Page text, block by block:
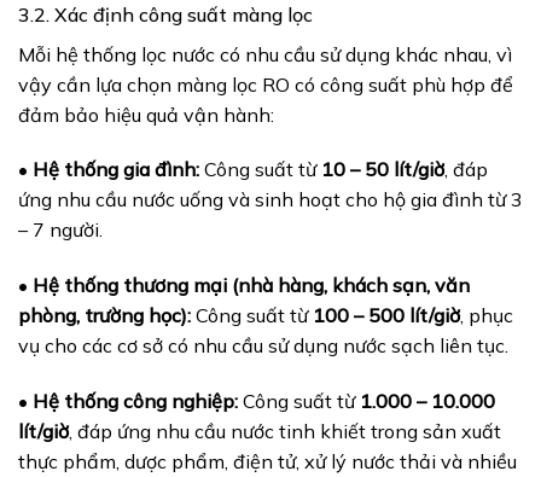
3.2. Xác định công suất màng lọc
Mỗi hệ thống lọc nước có nhu cầu sử dụng khác nhau, vì
vậy cần lựa chọn màng lọc RO có công suất phù hợp để
đảm bảo hiệu quả vận hành:
• Hệ thống gia đình: Công suất từ 10 – 50 lít/giờ, đáp
ứng nhu cầu nước uống và sinh hoạt cho hộ gia đình từ 3
– 7 người.
• Hệ thống thương mại (nhà hàng, khách sạn, văn
phòng, trường học): Công suất từ 100 – 500 lít/giờ, phục
vụ cho các cơ sở có nhu cầu sử dụng nước sạch liên tục.
• Hệ thống công nghiệp: Công suất từ 1.000 – 10.000
lít/giờ, đáp ứng nhu cầu nước tinh khiết trong sản xuất
thực phẩm, dược phẩm, điện tử, xử lý nước thải và nhiều